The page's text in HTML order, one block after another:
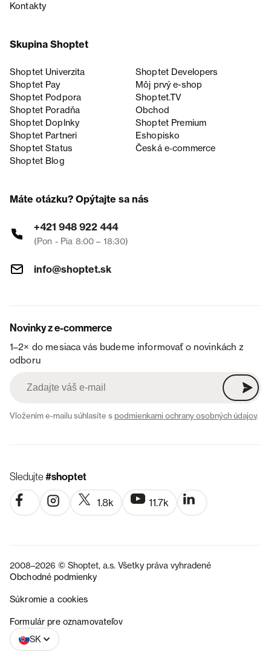
Kontakty
Skupina Shoptet
Shoptet Univerzita
Shoptet Developers
Shoptet Pay
Môj prvý e-shop
Shoptet Podpora
Shoptet.TV
Shoptet Poradňa
Obchod
Shoptet Doplnky
Shoptet Premium
Shoptet Partneri
Eshopisko
Shoptet Status
Česká e‑commerce
Shoptet Blog
Máte otázku? Opýtajte sa nás
+421 948 922 444
(Pon - Pia 8:00 – 18:30)
info@shoptet.sk
Novinky z e-commerce
1–2× do mesiaca vás budeme informovať o novinkách z
odboru
Vložením e-mailu súhlasíte spodmienkami ochrany osobných údajov.
Sledujte#shoptet
1.8k 11.7k
2008–2026 © Shoptet, a.s. Všetky práva vyhradené
Obchodné podmienky
Súkromie a cookies
Formulár pre oznamovateľov
SK